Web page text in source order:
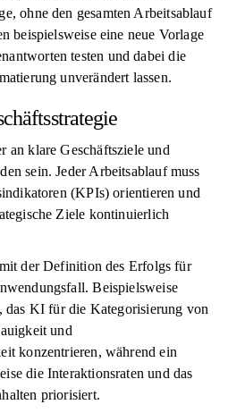
ohne den gesamten Arbeitsablauf
beispielsweise eine neue Vorlage
testen und dabei die
unverändert lassen.
klare Geschäftsziele und
sein. Jeder Arbeitsablauf muss
(KPIs) orientieren und
Ziele kontinuierlich
der Definition des Erfolgs für
Beispielsweise
das KI für die Kategorisierung von
und
konzentrieren, während ein
die Interaktionsraten und das
priorisiert.